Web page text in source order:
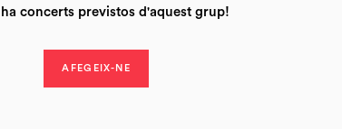
ha concerts previstos d'aquest grup!
AFEGEIX-NE